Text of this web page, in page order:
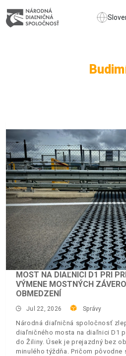
MOST NA DIAĽNICI D1 PRI
VÝMENE MOSTNÝCH
OBMEDZENÍ
Jul 22, 2026 Správy
Národná diaľničná spoločnosť
diaľničného mosta na diaľnici D1
do Žiliny. Úsek je prejazdný bez
minulého týždňa. Pričom pôvodne